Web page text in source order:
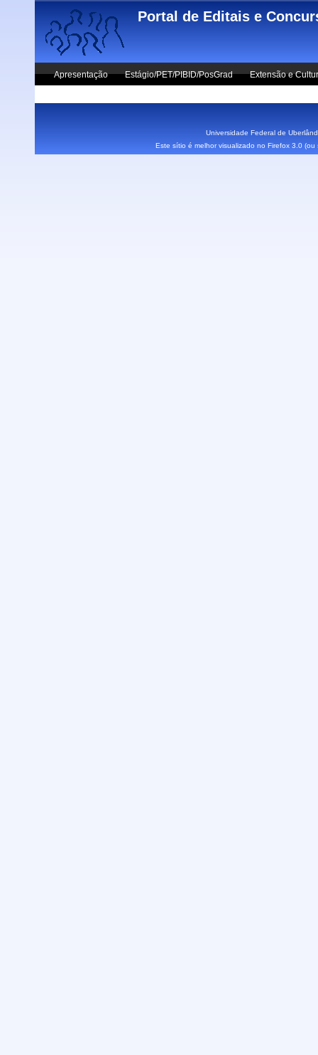
Skip to main content
Portal de Editais e
Apresentação Estágio/PET/PIBID/PosGrad Extensão e
Universidade Federal de
Este sítio é melhor visualizado no Firefox 3.0